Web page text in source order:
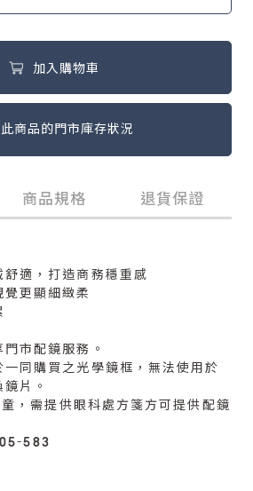
加入購物車
商品的門市庫存狀況
商品規格 退貨保證
適，打造商務穩重感
更顯細緻柔
市配鏡服務。
同購買之光學鏡框，無法使用於
片。
，需提供眼科處方箋方可提供配鏡
583